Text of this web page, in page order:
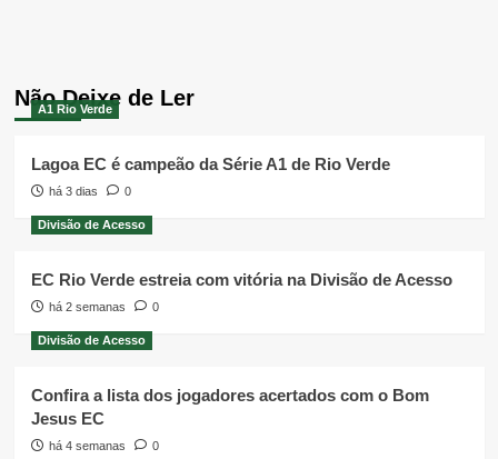
Não Deixe de Ler
A1 Rio Verde
Lagoa EC é campeão da Série A1 de Rio Verde
há 3 dias 0
Divisão de Acesso
EC Rio Verde estreia com vitória na Divisão de Acesso
há 2 semanas 0
Divisão de Acesso
Confira a lista dos jogadores acertados com o Bom
Jesus EC
há 4 semanas 0